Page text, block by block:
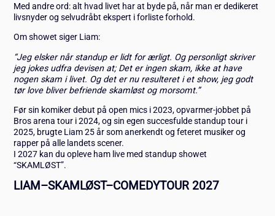
Med andre ord: alt hvad livet har at byde på, når man er dedikeret
livsnyder og selvudråbt ekspert i forliste forhold.
Om showet siger Liam:
“Jeg elsker når standup er lidt for ærligt. Og personligt skriver
jeg jokes udfra devisen at; Det er ingen skam, ikke at have
nogen skam i livet. Og det er nu resulteret i et show, jeg godt
tør love bliver befriende skamløst og morsomt.”
Før sin komiker debut på open mics i 2023, opvarmer-jobbet på
Bros arena tour i 2024, og sin egen succesfulde standup tour i
2025, brugte Liam 25 år som anerkendt og feteret musiker og
rapper på alle landets scener.
I 2027 kan du opleve ham live med standup showet
“SKAMLØST”.
LIAM–SKAMLØST–COMEDYTOUR 2027